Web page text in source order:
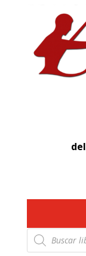
Búsqueda
de
productos